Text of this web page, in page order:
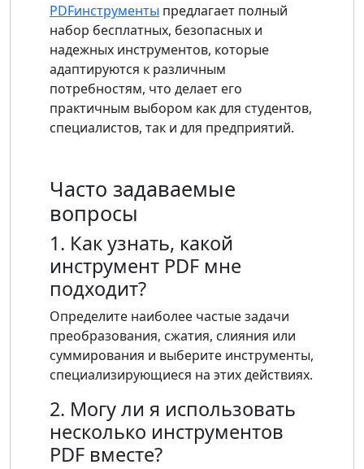
PDFинструменты предлагает полный
набор бесплатных, безопасных и
надежных инструментов, которые
адаптируются к различным
потребностям, что делает его
практичным выбором как для студентов,
специалистов, так и для предприятий.
Часто задаваемые
вопросы
1. Как узнать, какой
инструмент PDF мне
подходит?
Определите наиболее частые задачи
преобразования, сжатия, слияния или
суммирования и выберите инструменты,
специализирующиеся на этих действиях.
2. Могу ли я использовать
несколько инструментов
PDF вместе?